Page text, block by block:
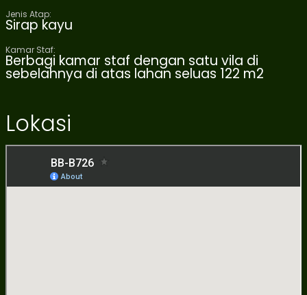
Jenis Atap:
Sirap kayu
Kamar Staf:
Berbagi kamar staf dengan satu vila di
sebelahnya di atas lahan seluas 122 m2
Lokasi